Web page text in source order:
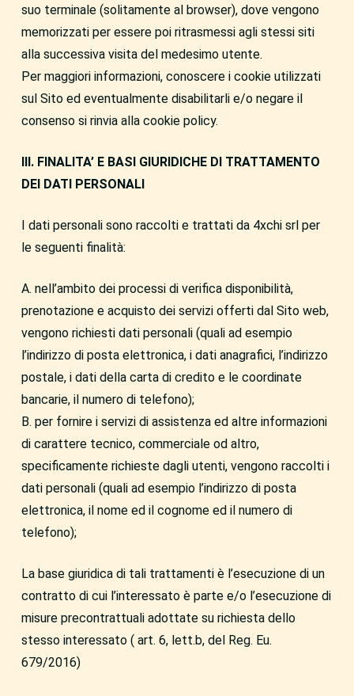
suo terminale (solitamente al browser), dove vengono
memorizzati per essere poi ritrasmessi agli stessi siti
alla successiva visita del medesimo utente.
Per maggiori informazioni, conoscere i cookie utilizzati
sul Sito ed eventualmente disabilitarli e/o negare il
consenso si rinvia alla cookie policy.
III. FINALITA’ E BASI GIURIDICHE DI TRATTAMENTO
DEI DATI PERSONALI
I dati personali sono raccolti e trattati da 4xchi srl per
le seguenti finalità:
A. nell’ambito dei processi di verifica disponibilità,
prenotazione e acquisto dei servizi offerti dal Sito web,
vengono richiesti dati personali (quali ad esempio
l’indirizzo di posta elettronica, i dati anagrafici, l’indirizzo
postale, i dati della carta di credito e le coordinate
bancarie, il numero di telefono);
B. per fornire i servizi di assistenza ed altre informazioni
di carattere tecnico, commerciale od altro,
specificamente richieste dagli utenti, vengono raccolti i
dati personali (quali ad esempio l’indirizzo di posta
elettronica, il nome ed il cognome ed il numero di
telefono);
La base giuridica di tali trattamenti è l’esecuzione di un
contratto di cui l’interessato è parte e/o l’esecuzione di
misure precontrattuali adottate su richiesta dello
stesso interessato ( art. 6, lett.b, del Reg. Eu.
679/2016)